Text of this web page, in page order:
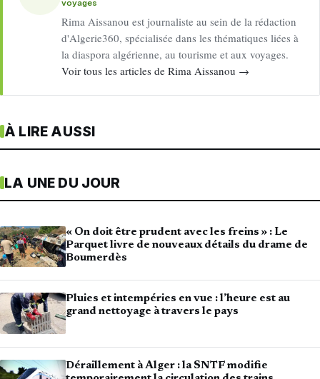
voyages
Rima Aissanou est journaliste au sein de la rédaction
d'Algerie360, spécialisée dans les thématiques liées à
la diaspora algérienne, au tourisme et aux voyages.
Voir tous les articles de Rima Aissanou →
À LIRE AUSSI
LA UNE DU JOUR
« On doit être prudent avec les freins » : Le
Parquet livre de nouveaux détails du drame de
Boumerdès
Pluies et intempéries en vue : l’heure est au
grand nettoyage à travers le pays
Déraillement à Alger : la SNTF modifie